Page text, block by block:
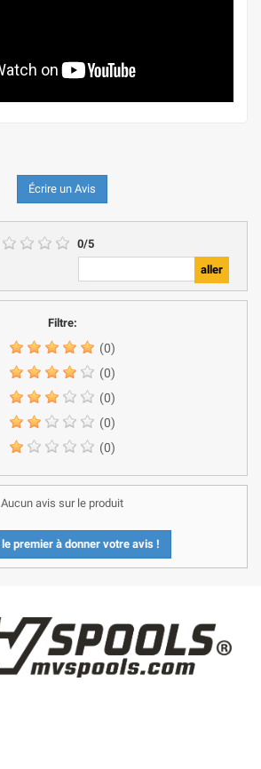
Écrire un Avis
0/5
Filtre:
(0)
(0)
(0)
(0)
(0)
Aucun avis sur le produit
premier à donner votre avis !